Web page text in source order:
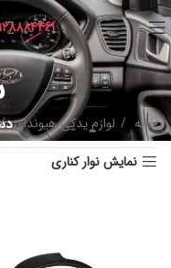
خانه لوازم یدکی هیوندای
نمایش نوار کناری